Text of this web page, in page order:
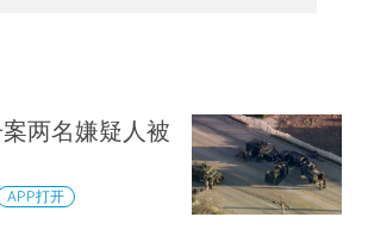
两名嫌疑人被
APP打开